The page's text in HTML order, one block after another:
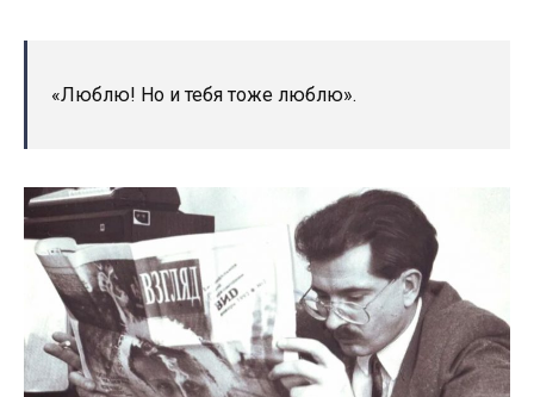
«Люблю! Но и тебя тоже люблю».